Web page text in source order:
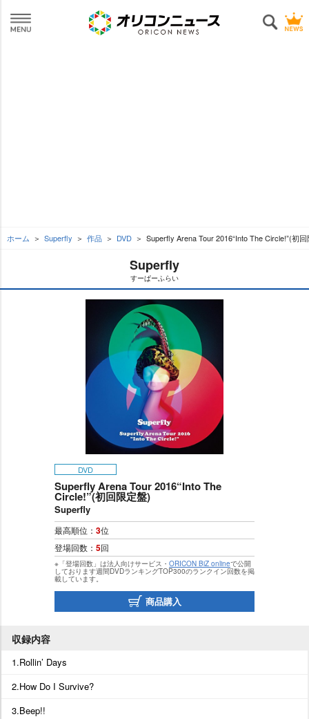
ホーム Superfly 作品 DVD Superfly Arena Tour 2016“Into The Circle!”(初
Superfly
すーぱーふらい
DVD
Superfly Arena Tour 2016“Into The
Circle!”(初回限定盤)
Superfly
最高順位： 3位
登場回数： 5回
※「登場回数」は法人向けサービス・ ORICON BiZ onlineで公開
しております週間DVDランキングTOP300のランクイン回数を掲
載しています。
商品購入
収録内容
1.Rollin’ Days
2.How Do I Survive?
3.Beep!!